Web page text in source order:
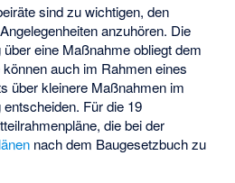
sind zu wichtigen, den
anzuhören. Die
eine Maßnahme obliegt dem
auch im Rahmen eines
über kleinere Maßnahmen im
Für die 19
die bei der
nach dem Baugesetzbuch zu